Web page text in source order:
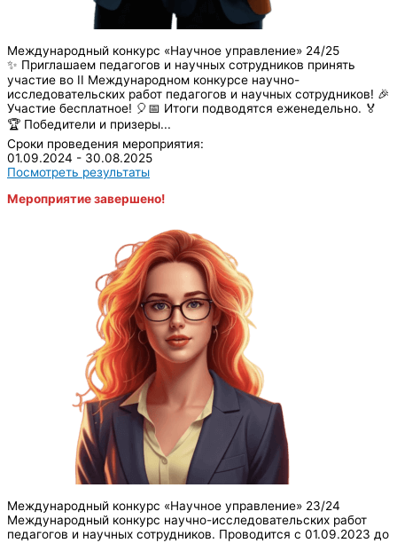
Международный конкурс «Научное управление» 24/25
✨ Приглашаем педагогов и научных сотрудников принять
участие во II Международном конкурсе научно-
исследовательских работ педагогов и научных сотрудников! 🎉
Участие бесплатное! 🎈📅 Итоги подводятся еженедельно. 🏅
🏆 Победители и призеры...
Сроки проведения мероприятия:
01.09.2024 - 30.08.2025
Посмотреть результаты
Мероприятие завершено!
Международный конкурс «Научное управление» 23/24
Международный конкурс научно-исследовательских работ
педагогов и научных сотрудников. Проводится с 01.09.2023 до